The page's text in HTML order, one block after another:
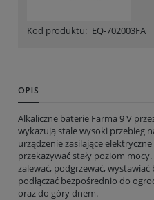
Kod produktu: EQ-702003FA
OPIS
Alkaliczne baterie Farma 9 V
wykazują stale wysoki przebieg
urządzenie zasilające
przekazywać stały poziom
zalewać, podgrzewać, wystawiać
podłączać bezpośrednio do
oraz do góry dnem.